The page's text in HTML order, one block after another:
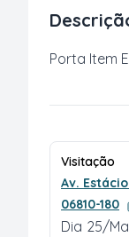
Porta Item
Visitação
Av.
06810-180
Dia 25/